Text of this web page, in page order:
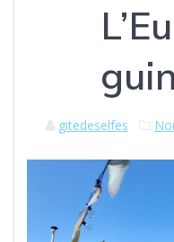
gitedeselfes